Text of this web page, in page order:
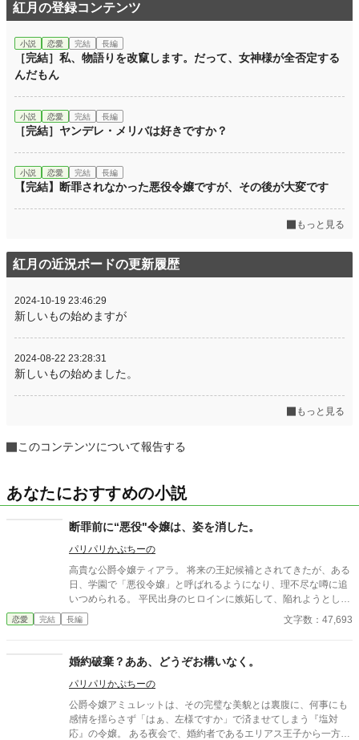
紅月の登録コンテンツ
小説 恋愛 完結 長編
［完結］私、物語りを改竄します。だって、女神様が全否定する
んだもん
小説 恋愛 完結 長編
［完結］ヤンデレ・メリバは好きですか？
小説 恋愛 完結 長編
【完結】断罪されなかった悪役令嬢ですが、その後が大変です
もっと見る
紅月の近況ボードの更新履歴
2024-10-19 23:46:29
新しいもの始めますが
2024-08-22 23:28:31
新しいもの始めました。
もっと見る
このコンテンツについて報告する
あなたにおすすめの小説
断罪前に“悪役"令嬢は、姿を消した。
パリパリかぷちーの
高貴な公爵令嬢ティアラ。 将来の王妃候補とされてきたが、ある
日、学園で「悪役令嬢」と呼ばれるようになり、理不尽な噂に追
いつめられる。 平民出身のヒロインに嫉妬して、陥れようとして
いる。 根も葉もない悪評が広まる中、ティアラは学園から姿を消
恋愛 完結 長編 文字数：47,693
婚約破棄？ああ、どうぞお構いなく。
パリパリかぷちーの
公爵令嬢アミュレットは、その完璧な美貌とは裏腹に、何事にも
感情を揺らさず「はぁ、左様ですか」で済ませてしまう『塩対
応』の令嬢。 ある夜会で、婚約者であるエリアス王子から一方的